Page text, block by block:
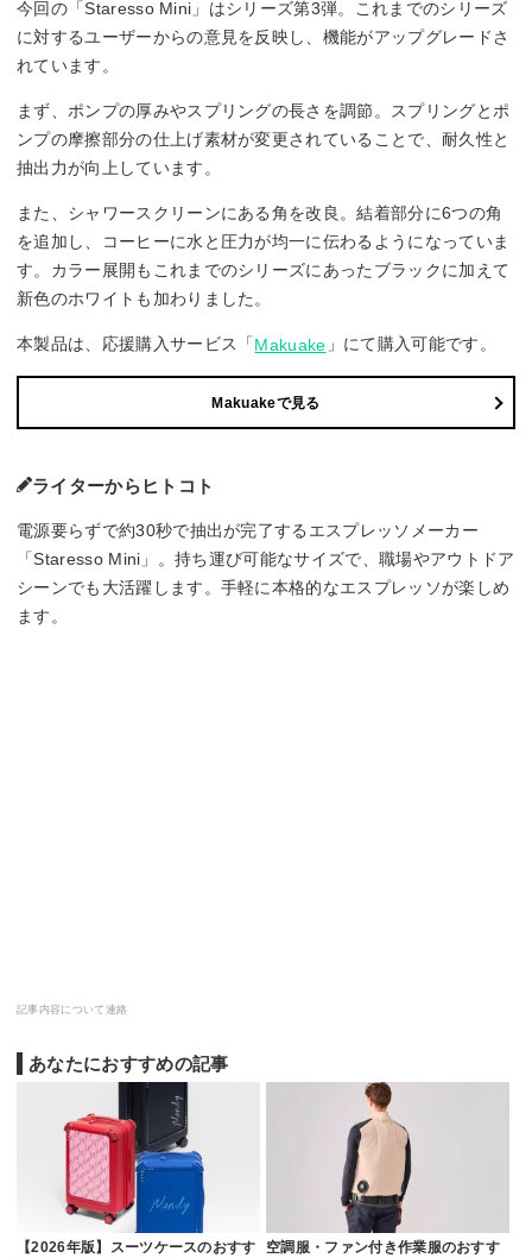
今回の「Staresso Mini」はシリーズ第3弾。これまでのシリーズ
に対するユーザーからの意見を反映し、機能がアップグレードさ
れています。
まず、ポンプの厚みやスプリングの長さを調節。スプリングとポ
ンプの摩擦部分の仕上げ素材が変更されていることで、耐久性と
抽出力が向上しています。
また、シャワースクリーンにある角を改良。結着部分に6つの角
を追加し、コーヒーに水と圧力が均一に伝わるようになっていま
す。カラー展開もこれまでのシリーズにあったブラックに加えて
新色のホワイトも加わりました。
本製品は、応援購入サービス「Makuake 」にて購入可能です。
Makuakeで見る
ライターからヒトコト
電源要らずで約30秒で抽出が完了するエスプレッソメーカー
「Staresso Mini」。持ち運び可能なサイズで、職場やアウトドア
シーンでも大活躍します。手軽に本格的なエスプレッソが楽しめ
ます。
記事内容について連絡
あなたにおすすめの記事
【2026年版】スーツケースのおすす
空調服・ファン付き作業服のおすす